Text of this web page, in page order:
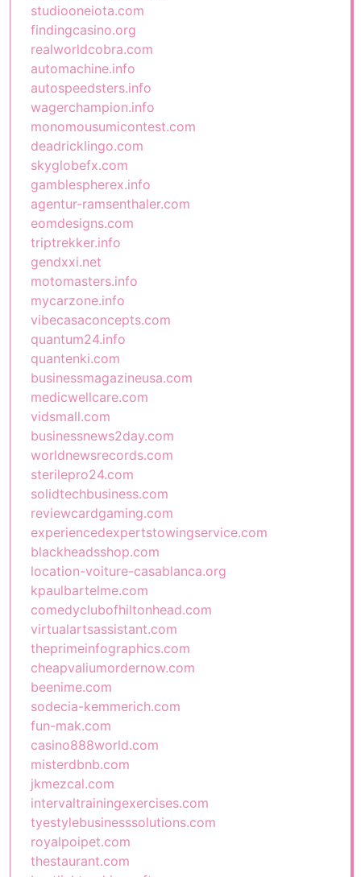
studiooneiota.com
findingcasino.org
realworldcobra.com
automachine.info
autospeedsters.info
wagerchampion.info
monomousumicontest.com
deadricklingo.com
skyglobefx.com
gamblespherex.info
agentur-ramsenthaler.com
eomdesigns.com
triptrekker.info
gendxxi.net
motomasters.info
mycarzone.info
vibecasaconcepts.com
quantum24.info
quantenki.com
businessmagazineusa.com
medicwellcare.com
vidsmall.com
businessnews2day.com
worldnewsrecords.com
sterilepro24.com
solidtechbusiness.com
reviewcardgaming.com
experiencedexpertstowingservice.com
blackheadsshop.com
location-voiture-casablanca.org
kpaulbartelme.com
comedyclubofhiltonhead.com
virtualartsassistant.com
theprimeinfographics.com
cheapvaliumordernow.com
beenime.com
sodecia-kemmerich.com
fun-mak.com
casino888world.com
misterdbnb.com
jkmezcal.com
intervaltrainingexercises.com
tyestylebusinesssolutions.com
royalpoipet.com
thestaurant.com